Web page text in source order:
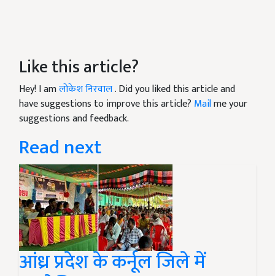
Like this article?
Hey! I amलोकेश निरवाल. Did you liked this article and
have suggestions to improve this article? Mailme your
suggestions and feedback.
Read next
आंध्र प्रदेश के कर्नूल जिले में